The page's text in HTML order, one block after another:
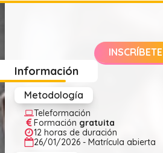
INSCRÍBETE
Información
Metodología
Teleformación
Formación gratuita
12 horas de duración
26/01/2026 - Matrícula abierta